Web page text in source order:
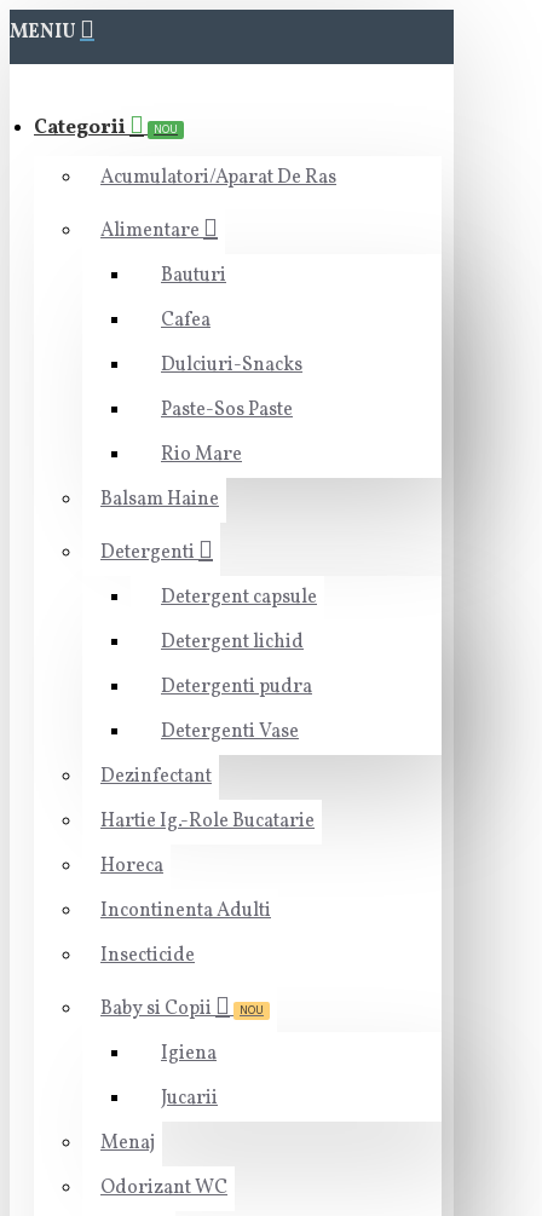
MENIU
Categorii NOU
Acumulatori/Aparat De Ras
Alimentare
Bauturi
Cafea
Dulciuri-Snacks
Paste-Sos Paste
Rio Mare
Balsam Haine
Detergenti
Detergent capsule
Detergent lichid
Detergenti pudra
Detergenti Vase
Dezinfectant
Hartie Ig.-Role Bucatarie
Horeca
Incontinenta Adulti
Insecticide
Baby si Copii
NOU
Igiena
Jucarii
Menaj
Odorizant WC